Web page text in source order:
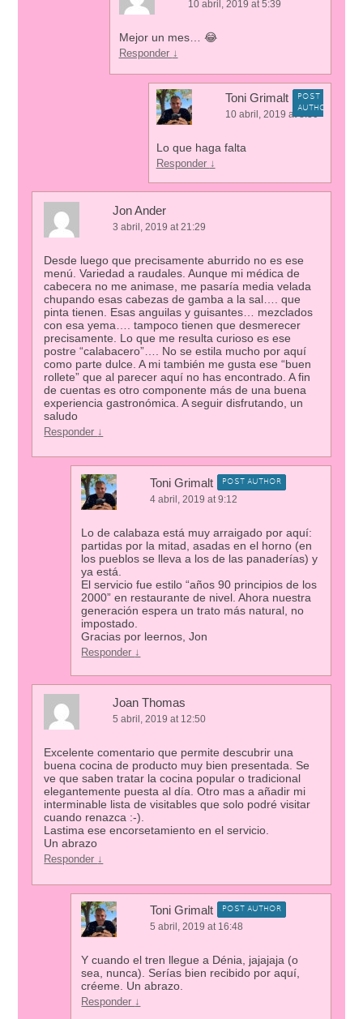
10 abril, 2019 at 5:39
Mejor un mes… 😂
Responder ↓
Toni Grimalt
POST
AUTHOR
10 abril, 2019 at 8:30
Lo que haga falta
Responder ↓
Jon Ander
3 abril, 2019 at 21:29
Desde luego que precisamente aburrido no es ese
menú. Variedad a raudales. Aunque mi médica de
cabecera no me animase, me pasaría media velada
chupando esas cabezas de gamba a la sal…. que
pinta tienen. Esas anguilas y guisantes… mezclados
con esa yema…. tampoco tienen que desmerecer
precisamente. Lo que me resulta curioso es ese
postre “calabacero”…. No se estila mucho por aquí
como parte dulce. A mi también me gusta ese “buen
rollete” que al parecer aquí no has encontrado. A fin
de cuentas es otro componente más de una buena
experiencia gastronómica. A seguir disfrutando, un
saludo
Responder ↓
Toni Grimalt POST AUTHOR
4 abril, 2019 at 9:12
Lo de calabaza está muy arraigado por aquí:
partidas por la mitad, asadas en el horno (en
los pueblos se lleva a los de las panaderías) y
ya está.
El servicio fue estilo “años 90 principios de los
2000” en restaurante de nivel. Ahora nuestra
generación espera un trato más natural, no
impostado.
Gracias por leernos, Jon
Responder ↓
Joan Thomas
5 abril, 2019 at 12:50
Excelente comentario que permite descubrir una
buena cocina de producto muy bien presentada. Se
ve que saben tratar la cocina popular o tradicional
elegantemente puesta al día. Otro mas a añadir mi
interminable lista de visitables que solo podré visitar
cuando renazca :-).
Lastima ese encorsetamiento en el servicio.
Un abrazo
Responder ↓
Toni Grimalt POST AUTHOR
5 abril, 2019 at 16:48
Y cuando el tren llegue a Dénia, jajajaja (o
sea, nunca). Serías bien recibido por aquí,
créeme. Un abrazo.
Responder ↓